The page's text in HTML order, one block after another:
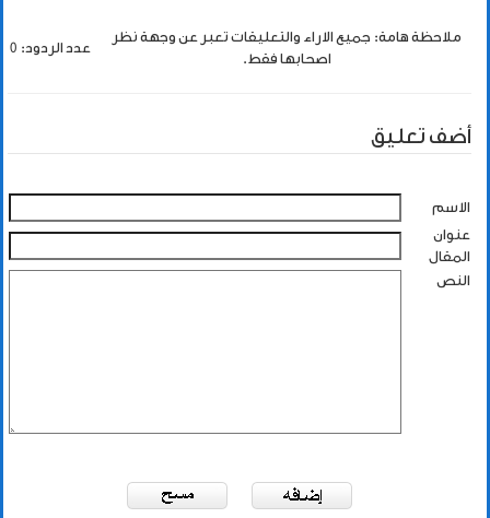
ملاحظة هامة: جميع الاراء والتعليقات تعبر عن وجهة نظر
اصحابها فقط.
عدد الردود: 0
أضف تعليق
الاسم
عنوان
المقال
النص